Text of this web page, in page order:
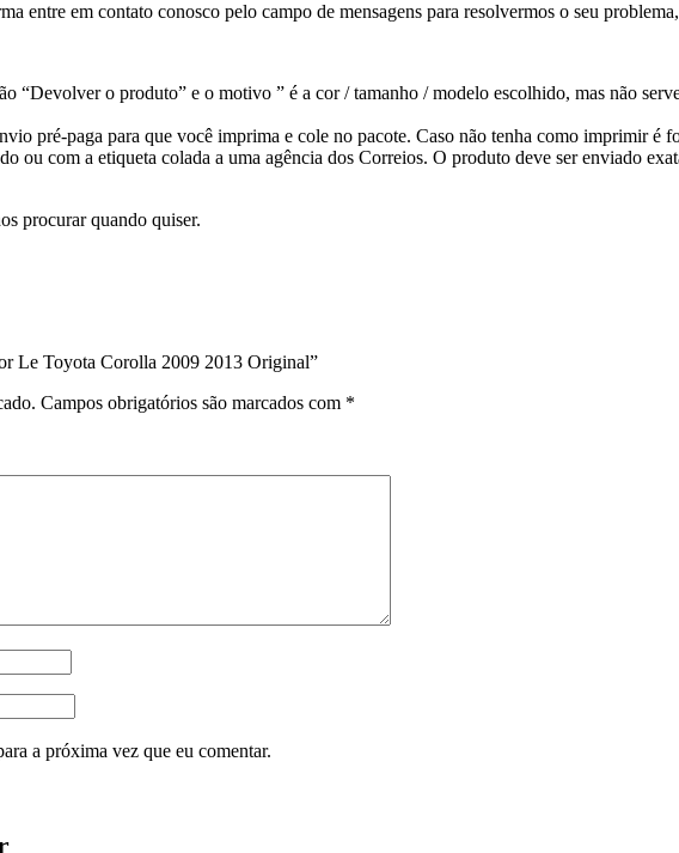
entre em contato conosco pelo campo de mensagens para resolvermos o seu
“Devolver o produto” e o motivo ” é a cor / tamanho / modelo escolhido, mas não
pré-paga para que você imprima e cole no pacote. Caso não tenha como imprimir é
ou com a etiqueta colada a uma agência dos Correios. O produto deve ser enviado
procurar quando quiser.
Le Toyota Corolla 2009 2013 Original”
Campos obrigatórios são marcados com *
a próxima vez que eu comentar.